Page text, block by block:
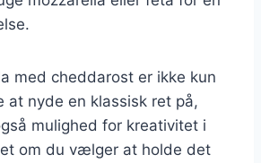
med cheddarost er ikke kun
at nyde en klassisk ret på,
mulighed for kreativitet i
om du vælger at holde det